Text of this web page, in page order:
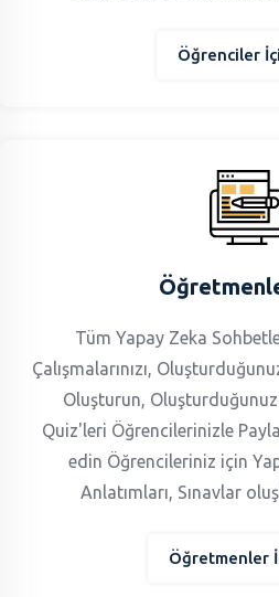
Öğrenciler
Tüm Yapay Zeka
Çalışmalarınızı,
Oluşturun, Oluşturduğunuz
Quiz'leri Öğrencilerinizle
edin Öğrencileriniz için
Anlatımları, Sınavlar
Öğretmenler